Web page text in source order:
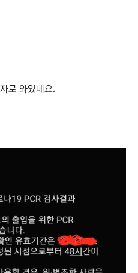
로 와있네요.